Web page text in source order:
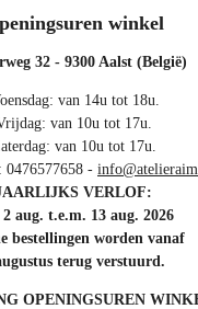
winkel
32 - 9300 Aalst (België)
van 14u tot 18u.
van 10u tot 17u.
van 10u tot 17u.
0476577658 -
VERLOF:
aug. t.e.m. 13 aug. 2026
bestellingen worden vanaf
terug verstuurd.
OPENINGSUREN